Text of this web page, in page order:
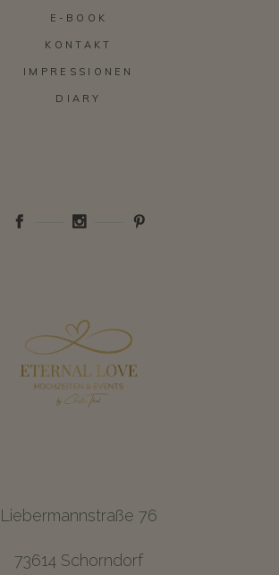
E-BOOK
KONTAKT
IMPRESSIONEN
DIARY
Liebermannstraße 76
73614 Schorndorf